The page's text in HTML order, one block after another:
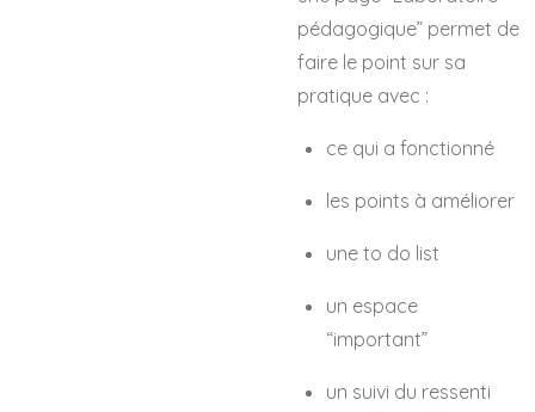
pédagogique” permet de
faire le point sur sa
pratique avec :
ce qui a fonctionné
les points à améliorer
une to do list
un espace
“important”
un suivi du ressenti